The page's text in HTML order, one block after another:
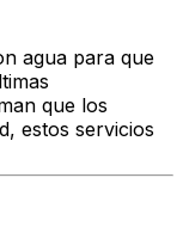
agua para que
que los
estos servicios